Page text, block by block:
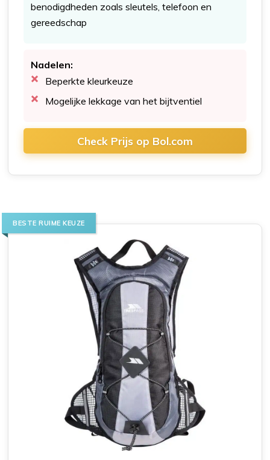
benodigdheden zoals sleutels, telefoon en
gereedschap
Nadelen:
Beperkte kleurkeuze
Mogelijke lekkage van het bijtventiel
Check Prijs op Bol.com
BESTE RUIME KEUZE